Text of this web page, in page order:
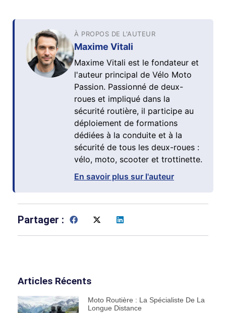
À PROPOS DE L'AUTEUR
Maxime Vitali
Maxime Vitali est le fondateur et
l'auteur principal de Vélo Moto
Passion. Passionné de deux-
roues et impliqué dans la
sécurité routière, il participe au
déploiement de formations
dédiées à la conduite et à la
sécurité de tous les deux-roues :
vélo, moto, scooter et trottinette.
En savoir plus sur l'auteur
Partager :
Articles Récents
Moto Routière : La Spécialiste De La
Longue Distance